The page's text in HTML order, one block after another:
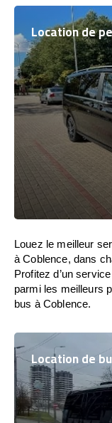
Location de
Louez le meilleur
à Coblence, dans
Profitez d’un
parmi les meilleurs
bus à Coblence.
Location de